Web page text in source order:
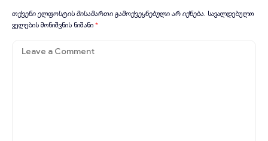
თქვენი ელფოსტის მისამართი გამოქვეყნებული არ იქნება. სავალდებულო
ველების მონიშვნის ნიშანი *